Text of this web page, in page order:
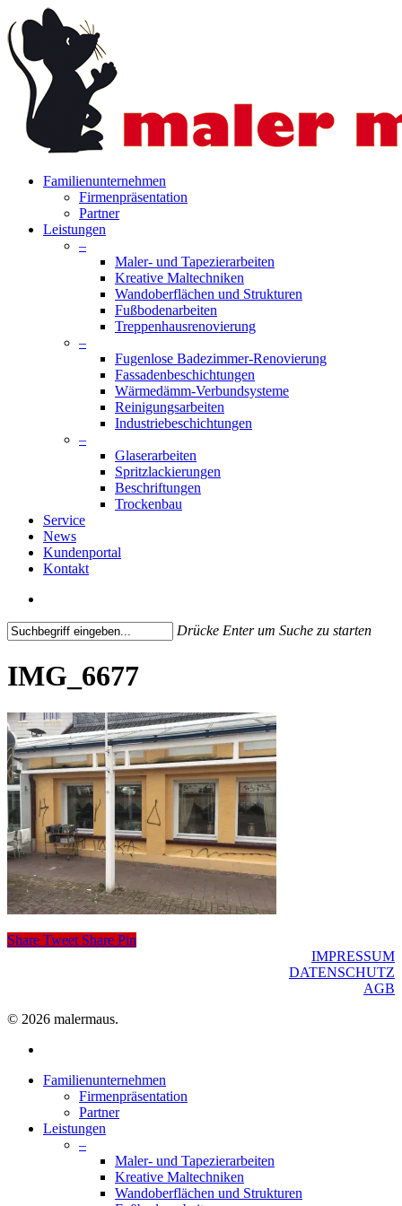
to
main
content
search
Menu
Familienunternehmen
Firmenpräsentation
Partner
Leistungen
–
Maler- und Tapezierarbeiten
Kreative Maltechniken
Wandoberflächen und Strukturen
Fußbodenarbeiten
Treppenhausrenovierung
–
Fugenlose Badezimmer-Renovierung
Fassadenbeschichtungen
Wärmedämm-Verbundsysteme
Reinigungsarbeiten
Industriebeschichtungen
–
Glaserarbeiten
Spritzlackierungen
Beschriftungen
Trockenbau
Service
News
Kundenportal
Kontakt
Drücke Enter um Suche zu starten
Search
IMG_6677
Share Tweet Share Pin
IMPRESSUM
DATENSCHUTZ
AGB
© 2026 malermaus.
Close
Familienunternehmen
Firmenpräsentation
Partner
Leistungen
–
Maler- und Tapezierarbeiten
Kreative Maltechniken
Wandoberflächen und Strukturen